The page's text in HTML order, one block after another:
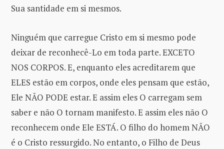
Sua santidade em si mesmos.
Ninguém que carregue Cristo em si mesmo pode
deixar de reconhecê-Lo em toda parte. EXCETO
NOS CORPOS. E, enquanto eles acreditarem que
ELES estão em corpos, onde eles pensam que estão,
Ele NÃO PODE estar. E assim eles O carregam sem
saber e não O tornam manifesto. E assim eles não O
reconhecem onde Ele ESTÁ. O filho do homem NÃO
é o Cristo ressurgido. No entanto, o Filho de Deus